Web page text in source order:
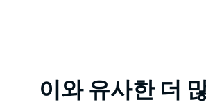
Heads)의 전형적인 해변 마을에
Product
이와 유사한 더